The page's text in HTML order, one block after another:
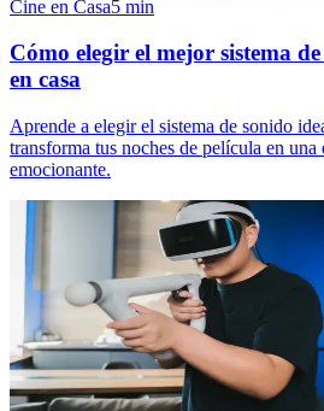
Cine en Casa5 min
Cómo elegir el mejor sistema
en casa
Aprende a elegir el sistema de sonido
transforma tus noches de película en
emocionante.